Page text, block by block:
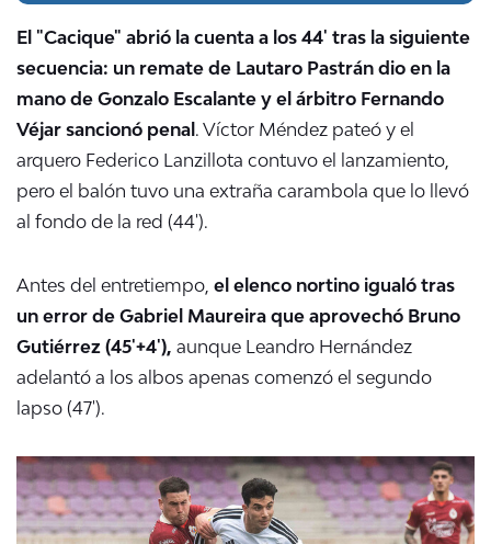
El "Cacique" abrió la cuenta a los 44' tras la siguiente
secuencia: un remate de Lautaro Pastrán dio en la
mano de Gonzalo Escalante y el árbitro Fernando
Véjar sancionó penal . Víctor Méndez pateó y el
arquero Federico Lanzillota contuvo el lanzamiento,
pero el balón tuvo una extraña carambola que lo llevó
al fondo de la red (44').
Antes del entretiempo, el elenco nortino igualó tras
un error de Gabriel Maureira que aprovechó Bruno
Gutiérrez (45'+4'), aunque Leandro Hernández
adelantó a los albos apenas comenzó el segundo
lapso (47').